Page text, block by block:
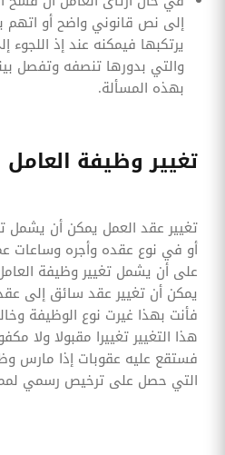
إلى نص قانوني واضح أو اتهم
يرتكبها فيمكنه عند إذ اللجوء
والتي بدورها تنصفه وتفصل
بهذه المسألة.
تغيير وظيفة العامل
تغيير عقد العمل يمكن أن يشمل
أو في نوع عقده وأجره وساعات
على أن يشمل تغيير وظيفة
يمكن أن تغيير عقد سائق إلى
فأنت بهذا غيرت نوع الوظيفة
هذا التغيير تغييرا مقبولا ولا
فستقع عليه عقوبات إذا مارس
التي حصل على ترخيص رسمي